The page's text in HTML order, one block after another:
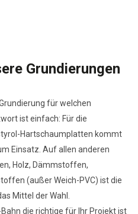
Grundierungen
für welchen
ist einfach: Für die
Hartschaumplatten kommt
Einsatz. Auf allen anderen
Holz, Dämmstoffen,
(außer Weich-PVC) ist die
Mittel der Wahl.
die richtige für Ihr Projekt ist